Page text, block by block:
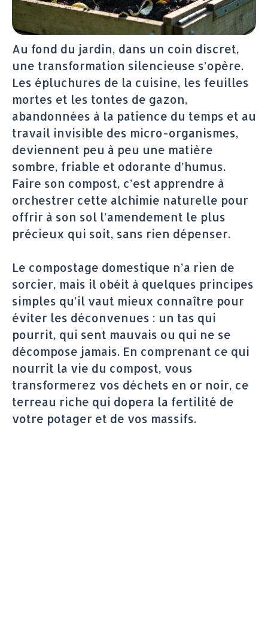
Au fond du jardin, dans un coin discret,
une transformation silencieuse s’opère.
Les épluchures de la cuisine, les feuilles
mortes et les tontes de gazon,
abandonnées à la patience du temps et au
travail invisible des micro-organismes,
deviennent peu à peu une matière
sombre, friable et odorante d’humus.
Faire son compost, c’est apprendre à
orchestrer cette alchimie naturelle pour
offrir à son sol l’amendement le plus
précieux qui soit, sans rien dépenser.
Le compostage domestique n’a rien de
sorcier, mais il obéit à quelques principes
simples qu’il vaut mieux connaître pour
éviter les déconvenues : un tas qui
pourrit, qui sent mauvais ou qui ne se
décompose jamais. En comprenant ce qui
nourrit la vie du compost, vous
transformerez vos déchets en or noir, ce
terreau riche qui dopera la fertilité de
votre potager et de vos massifs.